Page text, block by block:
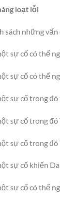
loạt lỗi
sách những
sự cố có thể
sự cố có thể
sự cố trong
sự cố trong
sự cố trong
sự cố khiến
sự cố có thể